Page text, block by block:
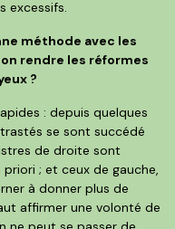
excessifs.
méthode avec les
rendre les réformes
?
: depuis quelques
se sont succédé
de droite sont
; et ceux de gauche,
à donner plus de
affirmer une volonté de